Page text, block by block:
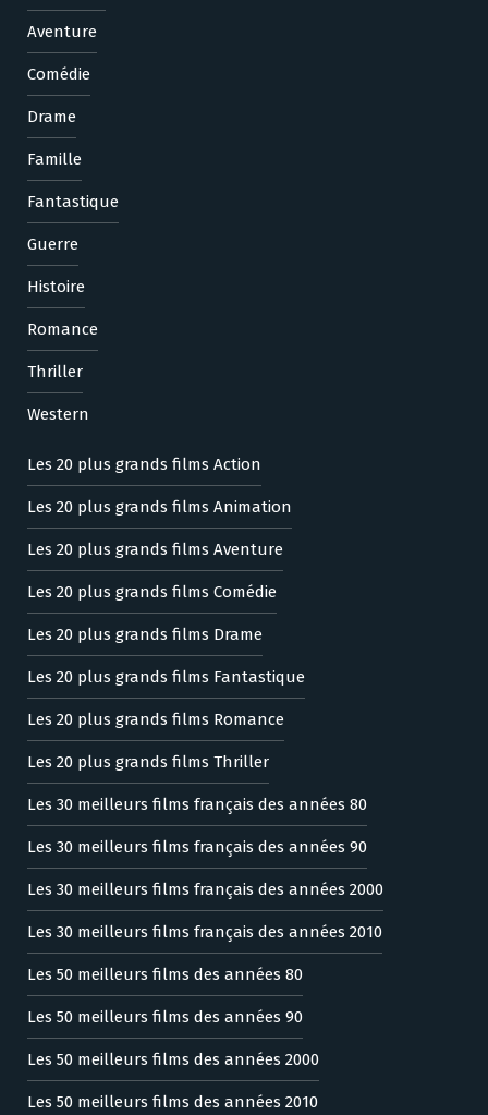
Aventure
Comédie
Drame
Famille
Fantastique
Guerre
Histoire
Romance
Thriller
Western
Les 20 plus grands films Action
Les 20 plus grands films Animation
Les 20 plus grands films Aventure
Les 20 plus grands films Comédie
Les 20 plus grands films Drame
Les 20 plus grands films Fantastique
Les 20 plus grands films Romance
Les 20 plus grands films Thriller
Les 30 meilleurs films français des années 80
Les 30 meilleurs films français des années 90
Les 30 meilleurs films français des années 2000
Les 30 meilleurs films français des années 2010
Les 50 meilleurs films des années 80
Les 50 meilleurs films des années 90
Les 50 meilleurs films des années 2000
Les 50 meilleurs films des années 2010